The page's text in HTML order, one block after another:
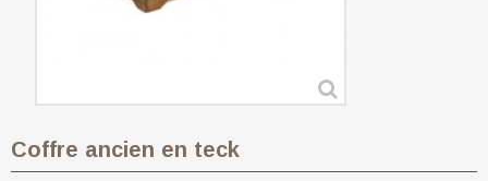
Coffre ancien en teck